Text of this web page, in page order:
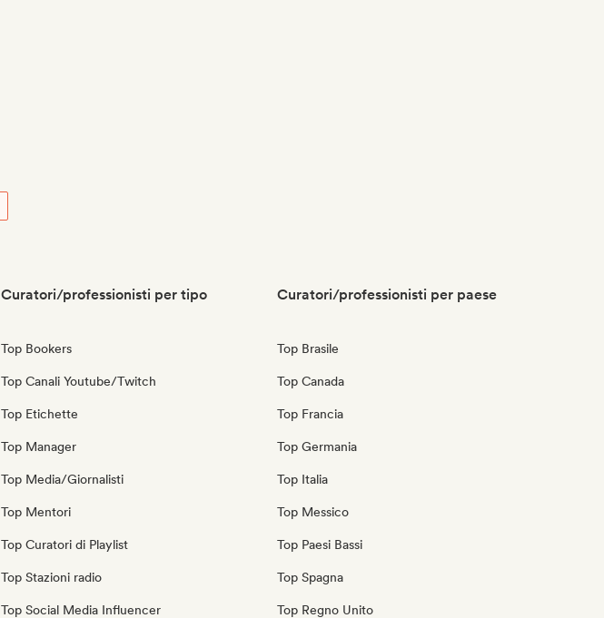
Curatori/professionisti per tipo
Top Bookers
Top Canali Youtube/Twitch
Top Etichette
Top Manager
Top Media/Giornalisti
Top Mentori
Top Curatori di Playlist
Top Stazioni radio
Top Social Media Influencer
Curatori/professionisti per paese
Top Brasile
Top Canada
Top Francia
Top Germania
Top Italia
Top Messico
Top Paesi Bassi
Top Spagna
Top Regno Unito